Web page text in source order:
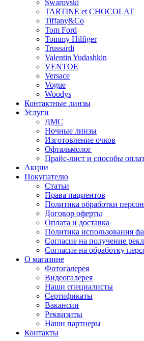
Swarovski
TARTINE et CHOCOLAT
Tiffany&Co
Tom Ford
Tommy Hilfiger
Trussardi
Valentin Yudashkin
VENTOE
Versace
Vogue
Woodys
Контактные линзы
Услуги
ДМС
Ночные линзы
Изготовление очков
Офтальмолог
Прайс-лист и способы
Акции
Покупателю
Статьи
Права пациентов
Политика обработки
Договор оферты
Оплата и доставка
Политика использования
Согласие на получение
Согласие на обработку
О магазине
Фотогалерея
Видеогалерея
Наши специалисты
Сертификаты
Вакансии
Реквизиты
Наши партнеры
Контакты